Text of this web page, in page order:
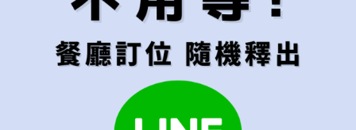
📌報名費 : NT$6600/人
📌餐費 : NT$25000/人
⭕️限量2位，敬請入席！